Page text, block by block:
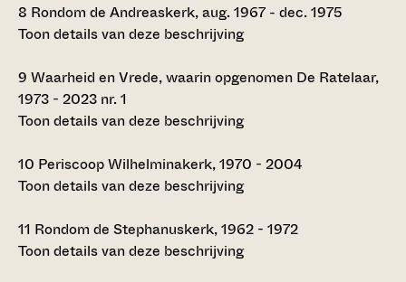
8 Rondom de Andreaskerk, aug. 1967 - dec. 1975
Toon details van deze beschrijving
9 Waarheid en Vrede, waarin opgenomen De Ratelaar,
1973 - 2023 nr. 1
Toon details van deze beschrijving
10 Periscoop Wilhelminakerk, 1970 - 2004
Toon details van deze beschrijving
11 Rondom de Stephanuskerk, 1962 - 1972
Toon details van deze beschrijving